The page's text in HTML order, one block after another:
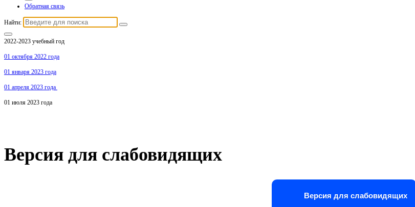
Обратная связь
Найти:
2022-2023 учебный год
01 октября 2022 года
01 января 2023 года
01 апреля 2023 года
01 июля 2023 года
Версия для слабовидящих
Версия для слабовидящих